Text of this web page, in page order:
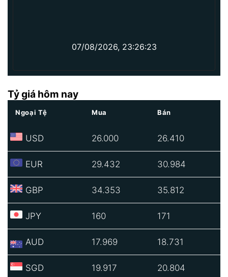
07/08/2026, 23:26:23
Tỷ giá hôm nay
Ngoại Tệ Mua Bán
USD 26.000 26.410
EUR 29.432 30.984
GBP 34.353 35.812
JPY 160 171
AUD 17.969 18.731
SGD 19.917 20.804